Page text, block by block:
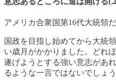
アメリカ合衆国第16代大統領
国政を目指し始めてから大統
い歳月がかかりました。どれ
遂げようとする強い意志があ
るような一言ではないでしょう